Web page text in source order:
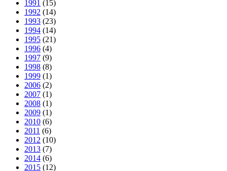
1991 (15)
1992 (14)
1993 (23)
1994 (14)
1995 (21)
1996 (4)
1997 (9)
1998 (8)
1999 (1)
2006 (2)
2007 (1)
2008 (1)
2009 (1)
2010 (6)
2011 (6)
2012 (10)
2013 (7)
2014 (6)
2015 (12)